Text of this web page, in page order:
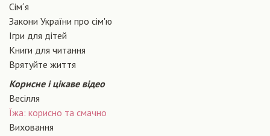
Сiм´я
Закони України про сiм'ю
Ігри для дітей
Книги для читання
Врятуйте життя
Корисне і цікаве відео
Весілля
Їжа: корисно та смачно
Виховання